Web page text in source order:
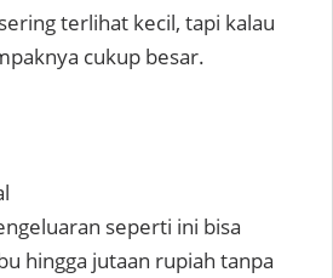
terlihat kecil, tapi kalau
cukup besar.
seperti ini bisa
hingga jutaan rupiah tanpa